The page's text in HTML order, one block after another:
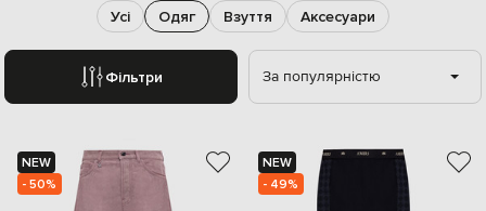
Фільтри
Усі Одяг Взуття Аксесуари
За популярністю
NEW
- 50%
NEW
- 49%